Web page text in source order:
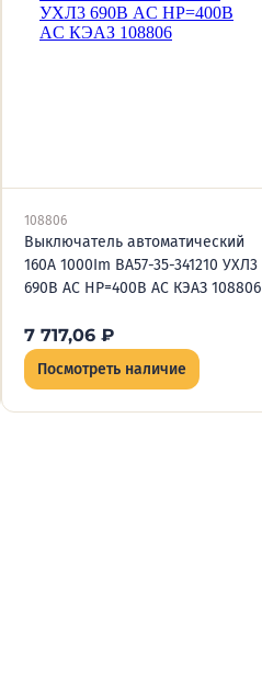
108806
Выключатель автоматический
160А 1000Im ВА57-35-341210 УХЛ3
690В AC НР=400В AC КЭАЗ 108806
7 717,06 ₽
Посмотреть наличие